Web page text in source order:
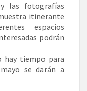
las fotografías
itinerante
espacios
podrán
hay tiempo para
se darán a